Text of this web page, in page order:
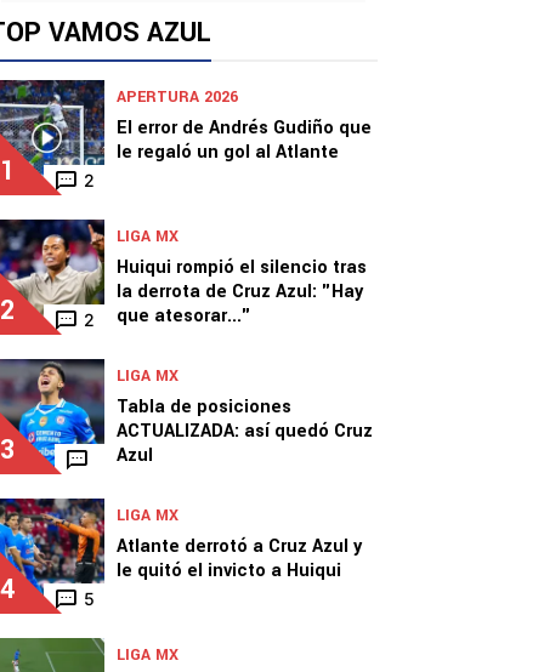
VAMOS AZUL
1 2
APERTURA 2026
El error de Andrés Gudiño que
le regaló un gol al Atlante
2 2
LIGA MX
Huiqui rompió el silencio tras
la derrota de Cruz Azul: "Hay
que atesorar..."
3
LIGA MX
Tabla de posiciones
ACTUALIZADA: así quedó Cruz
Azul
4 5
LIGA MX
Atlante derrotó a Cruz Azul y
le quitó el invicto a Huiqui
LIGA MX